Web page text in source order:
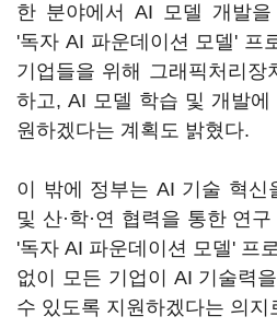
한 분야에서 AI 모델 개발을
'독자 AI 파운데이션 모델' 프
기업들을 위해 그래픽처리장
하고, AI 모델 학습 및 개발에
원하겠다는 계획도 밝혔다.
이 밖에 정부는 AI 기술 혁신
및 산·학·연 협력을 통한 연
'독자 AI 파운데이션 모델' 프
없이 모든 기업이 AI 기술력
수 있도록 지원하겠다는 의지